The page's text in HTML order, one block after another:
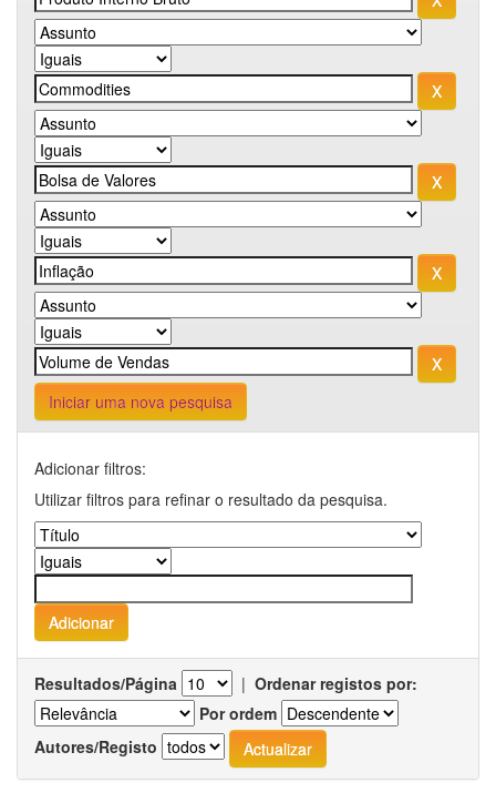
Iniciar uma nova pesquisa
Adicionar filtros:
Utilizar filtros para refinar o resultado da pesquisa.
Resultados/Página | Ordenar registos por:
Por ordem
Autores/Registo